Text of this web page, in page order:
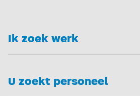
Ik zoek werk
U zoekt personeel